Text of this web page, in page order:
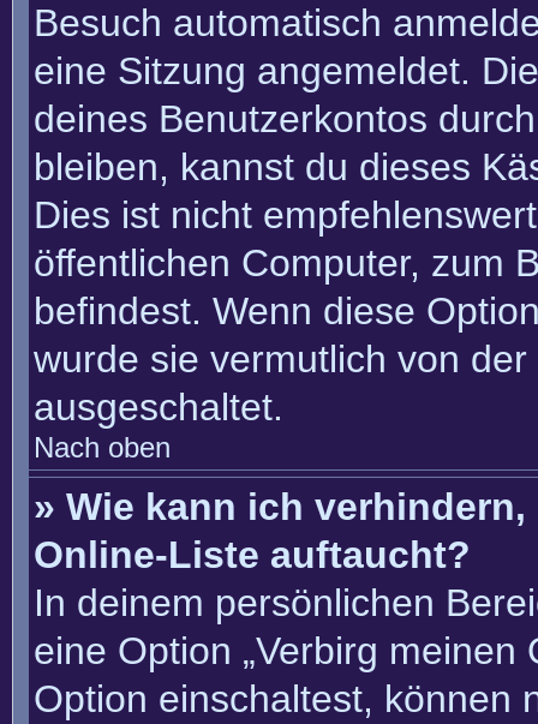
Besuch automatisch
eine Sitzung angemeldet.
deines Benutzerkontos
bleiben, kannst du dieses
Dies ist nicht
öffentlichen Computer, zum
befindest. Wenn diese
wurde sie vermutlich von
ausgeschaltet.
Nach oben
» Wie kann ich
Online-Liste auftaucht?
In deinem persönlichen
eine Option „Verbirg meinen
Option einschaltest, können